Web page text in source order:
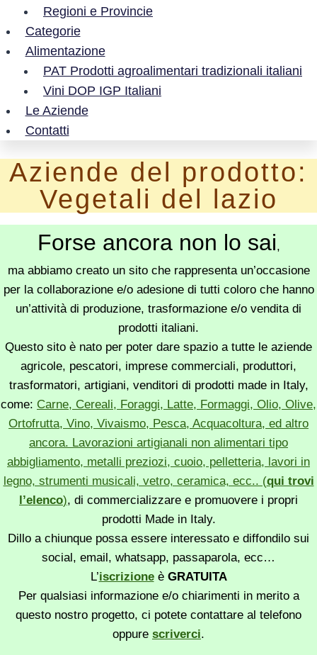
Regioni e Provincie
Categorie
Alimentazione
PAT Prodotti agroalimentari tradizionali italiani
Vini DOP IGP Italiani
Le Aziende
Contatti
Aziende del prodotto:
Vegetali del lazio
Forse ancora non lo sai,
ma abbiamo creato un sito che rappresenta un’occasione
per la collaborazione e/o adesione di tutti coloro che hanno
un’attività di produzione, trasformazione e/o vendita di
prodotti italiani.
Questo sito è nato per poter dare spazio a tutte le aziende
agricole, pescatori, imprese commerciali, produttori,
trasformatori, artigiani, venditori di prodotti made in Italy,
come: Carne, Cereali, Foraggi, Latte, Formaggi, Olio, Olive,
Ortofrutta, Vino, Vivaismo, Pesca, Acquacoltura, ed altro
ancora. Lavorazioni artigianali non alimentari tipo
abbigliamento, metalli preziozi, cuoio, pelletteria, lavori in
legno, strumenti musicali, vetro, ceramica, ecc.. (qui trovi
l’elenco), di commercializzare e promuovere i propri
prodotti Made in Italy.
Dillo a chiunque possa essere interessato e diffondilo sui
social, email, whatsapp, passaparola, ecc…
L’iscrizioneè GRATUITA
Per qualsiasi informazione e/o chiarimenti in merito a
questo nostro progetto, ci potete contattare al telefono
oppure scriverci.